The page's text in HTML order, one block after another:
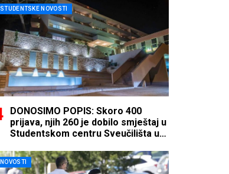
STUDENTSKE NOVOSTI
DONOSIMO POPIS: Skoro 400
prijava, njih 260 je dobilo smještaj u
Studentskom centru Sveučilišta u
NOVOSTI